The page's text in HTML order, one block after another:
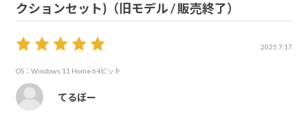
クションセット)（旧モデル / 販売終了）
2025.7.17
OS：Windows 11 Home 64ビット
てるぼー